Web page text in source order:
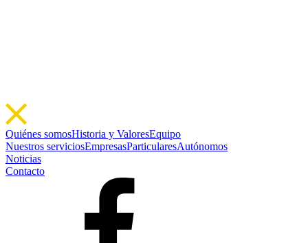
Quiénes somosHistoria y ValoresEquipo
Nuestros serviciosEmpresasParticularesAutónomos
Noticias
Contacto